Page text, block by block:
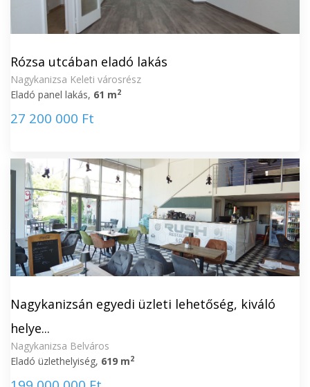
Rózsa utcában eladó lakás
Nagykanizsa Keleti városrész
Eladó panel lakás, 61 m2
27 200 000 Ft
Nagykanizsán egyedi üzleti lehetőség, kiváló
helye...
Nagykanizsa Belváros
Eladó üzlethelyiség, 619 m2